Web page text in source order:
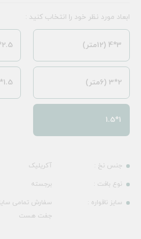
جنس نخ :
آکریلیک
نوع بافت :
برجسته
سایز ناقواره :
سفارش تمامی
جفت هست
ابعاد مورد نظر خود را انتخاب کنید :
3*4 (12متر) 2.5*3.5 (9متر)
2*3 (6متر) 1.5*2.25
1*1.5